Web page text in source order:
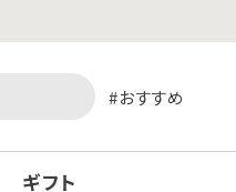
おすすめ
ギフト